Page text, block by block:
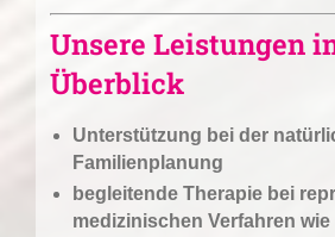
Unsere Leistungen
Überblick
Unterstützung bei der
Familienplanung
begleitende Therapie bei
medizinischen Verfahren